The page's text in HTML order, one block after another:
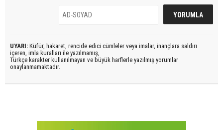
UYARI: Küfür, hakaret, rencide edici cümleler veya imalar, inançlara saldırı
içeren, imla kuralları ile yazılmamış,
Türkçe karakter kullanılmayan ve büyük harflerle yazılmış yorumlar
onaylanmamaktadır.